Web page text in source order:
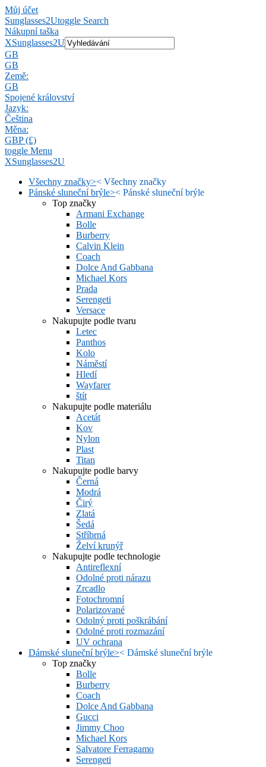
Můj účet
Sunglasses2Utoggle Search
Nákupní taška
XSunglasses2U
GB
GB
Země:
GB
Spojené království
Jazyk:
Čeština
Měna:
GBP (£)
toggle Menu
XSunglasses2U
Všechny značky>< Všechny značky
Pánské sluneční brýle>< Pánské sluneční brýle
Top značky
Armani Exchange
Bolle
Burberry
Calvin Klein
Coach
Dolce And Gabbana
Michael Kors
Prada
Serengeti
Versace
Nakupujte podle tvaru
Letec
Panthos
Kolo
Náměstí
Hledí
Wayfarer
štít
Nakupujte podle materiálu
Acetát
Kov
Nylon
Plast
Titan
Nakupujte podle barvy
Černá
Modrá
Čirý
Zlatá
Šedá
Stříbrná
Želví krunýř
Nakupujte podle technologie
Antireflexní
Odolné proti nárazu
Zrcadlo
Fotochromní
Polarizované
Odolný proti poškrábání
Odolné proti rozmazání
UV ochrana
Dámské sluneční brýle>< Dámské sluneční brýle
Top značky
Bolle
Burberry
Coach
Dolce And Gabbana
Gucci
Jimmy Choo
Michael Kors
Salvatore Ferragamo
Serengeti